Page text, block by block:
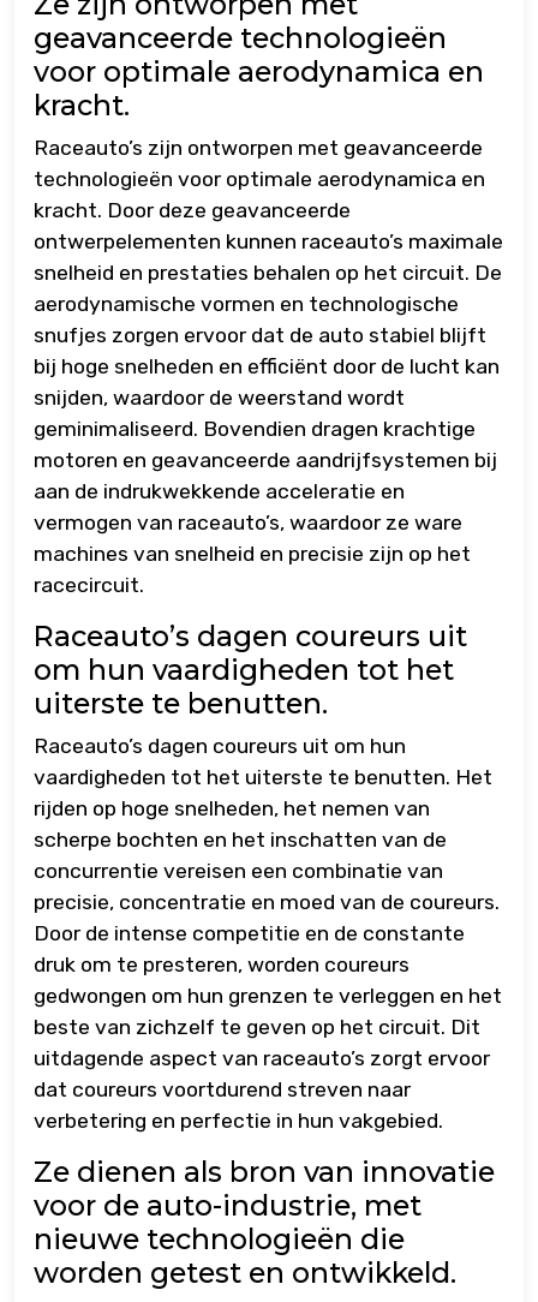
geavanceerde technologieën
voor optimale aerodynamica en
kracht.
Raceauto’s zijn ontworpen met geavanceerde
technologieën voor optimale aerodynamica en
kracht. Door deze geavanceerde
ontwerpelementen kunnen raceauto’s maximale
snelheid en prestaties behalen op het circuit. De
aerodynamische vormen en technologische
snufjes zorgen ervoor dat de auto stabiel blijft
bij hoge snelheden en efficiënt door de lucht kan
snijden, waardoor de weerstand wordt
geminimaliseerd. Bovendien dragen krachtige
motoren en geavanceerde aandrijfsystemen bij
aan de indrukwekkende acceleratie en
vermogen van raceauto’s, waardoor ze ware
machines van snelheid en precisie zijn op het
racecircuit.
Raceauto’s dagen coureurs uit
om hun vaardigheden tot het
uiterste te benutten.
Raceauto’s dagen coureurs uit om hun
vaardigheden tot het uiterste te benutten. Het
rijden op hoge snelheden, het nemen van
scherpe bochten en het inschatten van de
concurrentie vereisen een combinatie van
precisie, concentratie en moed van de coureurs.
Door de intense competitie en de constante
druk om te presteren, worden coureurs
gedwongen om hun grenzen te verleggen en het
beste van zichzelf te geven op het circuit. Dit
uitdagende aspect van raceauto’s zorgt ervoor
dat coureurs voortdurend streven naar
verbetering en perfectie in hun vakgebied.
Ze dienen als bron van innovatie
voor de auto-industrie, met
nieuwe technologieën die
worden getest en ontwikkeld.